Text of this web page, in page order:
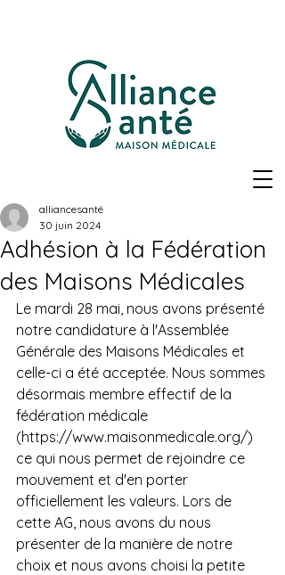
Adhésion à la Fédération
des Maisons Médicales
alliancesanté
30 juin 2024
Le mardi 28 mai, nous avons présenté
notre candidature à l'Assemblée
Générale des Maisons Médicales et
celle-ci a été acceptée. Nous sommes
désormais membre effectif de la
fédération médicale
(https://www.maisonmedicale.org/)
ce qui nous permet de rejoindre ce
mouvement et d'en porter
officiellement les valeurs. Lors de
cette AG, nous avons du nous
présenter de la manière de notre
choix et nous avons choisi la petite